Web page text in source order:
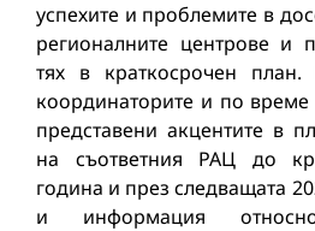
успехите и проблемите в
регионалните центрове и
тях в краткосрочен
координаторите и по време
представени акцентите в
на съответния РАЦ до
година и през следващата
и информация